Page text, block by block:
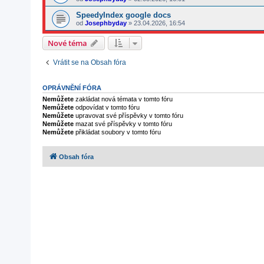
SpeedyIndex google docs
od Josephbyday » 23.04.2026, 16:54
Nové téma
Vrátit se na Obsah fóra
OPRÁVNĚNÍ FÓRA
Nemůžete zakládat nová témata v tomto fóru
Nemůžete odpovídat v tomto fóru
Nemůžete upravovat své příspěvky v tomto fóru
Nemůžete mazat své příspěvky v tomto fóru
Nemůžete přikládat soubory v tomto fóru
Obsah fóra